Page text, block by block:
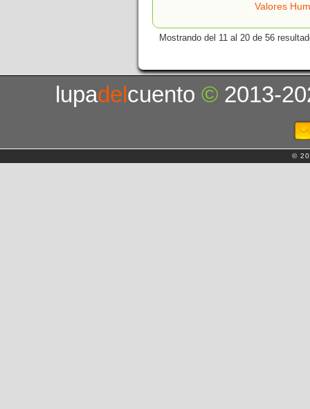
Valores
Mostrando del 11 al 20 de 56
lupadelcuento© 2013-
©